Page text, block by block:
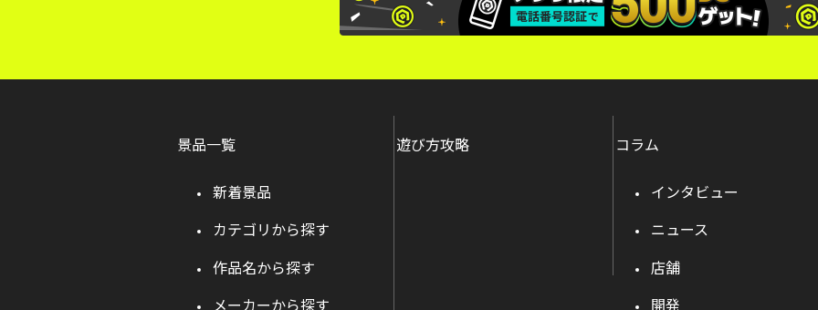
景品一覧
新着景品
カテゴリから探す
作品名から探す
メーカーから探す
遊び方攻略 コラム
インタビュー
ニュース
店舗
開発